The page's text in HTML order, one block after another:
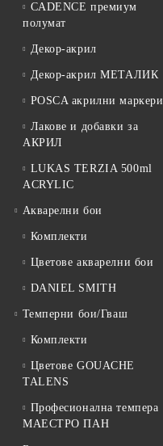
CADENCE премиум
полумат
Декор-акрил
Декор-акрил МЕТАЛИК
POSCA акрилни маркери
Лакове и добавки за
АКРИЛ
LUKAS TERZIA 500ml
ACRYLIC
Акварелни бои
Комплекти
Цветове акварелни бои
DANIEL SMITH
Темперни бои/Гваш
Комплекти
Цветове GOUACHE
TALENS
Професионална темпера
МАЕСТРО ПАН